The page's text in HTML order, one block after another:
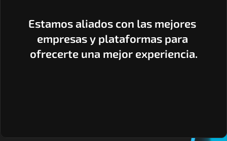
Estamos aliados con las mejores
empresas y plataformas para
ofrecerte una mejor experiencia.